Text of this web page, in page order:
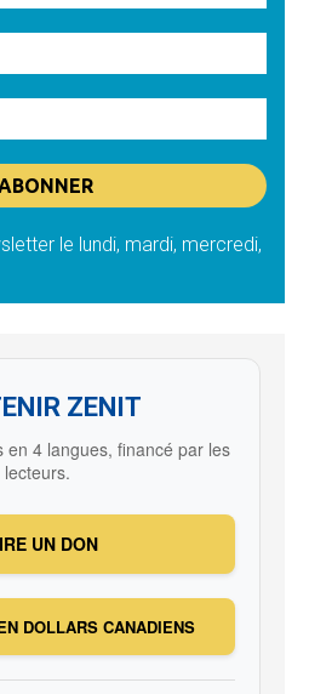
le lundi, mardi, mercredi,
ZENIT
en 4 langues, financé par les
lecteurs.
UN DON
DOLLARS CANADIENS